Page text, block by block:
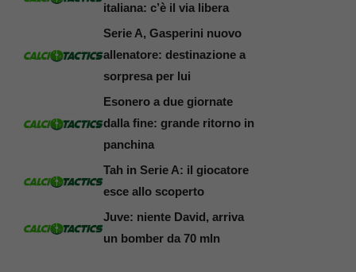
italiana: c’è il via libera
Serie A, Gasperini nuovo
allenatore: destinazione a
sorpresa per lui
Esonero a due giornate
dalla fine: grande ritorno in
panchina
Tah in Serie A: il giocatore
esce allo scoperto
Juve: niente David, arriva
un bomber da 70 mln